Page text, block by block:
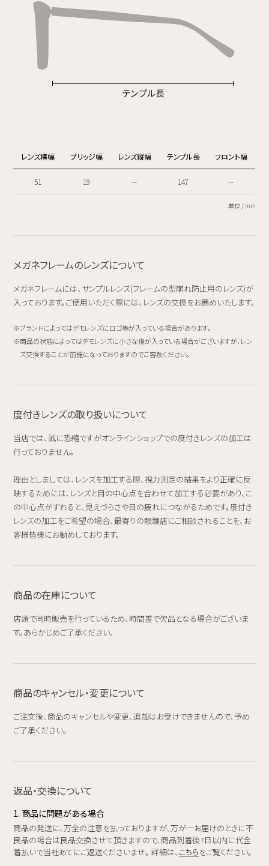
レンズ横幅 ブリッジ幅 レンズ縦幅 テンプル長 フロント幅
51 19 -- 147 --
単位 / mm
メガネフレームのレンズについて
メガネフレームには、サンプルレンズ(フレームの型崩れ防止用のレンズ)が
入っております。ご使用いただく際には、レンズの交換をお薦めいたします。
ブランドによってはデモレンズにロゴ等が入っている場合があります。
商品の状態によってはデモレンズに小さな傷が入っている場合がございますが、レン
ズ交換することが前提になっておりますのでご容赦ください。
度付きレンズの取り扱いについて
当店では、誠に恐縮ですがオンラインショップでの度付きレンズの加工は
行っておりません。
理由としましては、レンズを加工する際、視力測定の結果をより正確に反
映するためには、レンズと目の中心点を合わせて加工する必要があり、こ
の中心点がずれると、見えづらさや目の疲れにつながるためです。度付き
レンズの加工をご希望の場合、最寄りの眼鏡店にご相談されることを、お
客様皆様にお勧めしております。
商品の在庫について
店頭で同時販売を行っているため、時間差で欠品となる場合がございま
す。あらかじめご了承ください。
商品のキャンセル・変更について
ご注文後、商品のキャンセルや変更、追加はお受けできませんので、予め
ご了承ください。
返品・交換について
1. 商品に問題がある場合
商品の発送に、万全の注意を払っておりますが、万が一お届けのときに不
良品の場合は良品交換させて頂きますので、商品到着後7日以内に代金
着払いで当社あてにご返送くださいませ。 詳細は、 こちらをご覧ください。